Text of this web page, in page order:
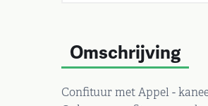
Omschrijving
Confituur met Appel -